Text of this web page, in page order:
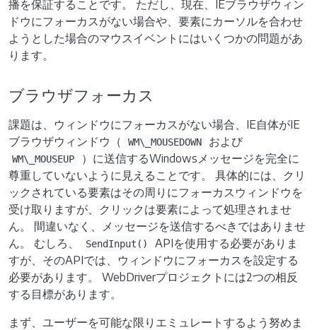
播を保証することです。 ただし、現在、IEブラウザウィン
ドウにフォーカスがない場合や、要素にカーソルを合わせ
ようとした場合のマウスイベントにはいくつかの問題があ
ります。
ブラウザフォーカス
課題は、ウィンドウにフォーカスがない場合、IE自体がIE
ブラウザウィンドウ（
WM\_MOUSEDOWN および
WM\_MOUSEUP
）に送信するWindowsメッセージを完全に
尊重していないように見えることです。 具体的には、クリ
ックされている要素はその周りにフォーカスウィンドウを
受け取りますが、クリックは要素によって処理されませ
ん。 間違いなく、メッセージを送信するべきではありませ
ん。 むしろ、
SendInput()
APIを使用する必要がありま
すが、そのAPIでは、ウィンドウにフォーカスを設定する
必要があります。 WebDriverプロジェクトには2つの相反
する目標があります。
まず、ユーザーを可能な限りエミュレートするよう努めま